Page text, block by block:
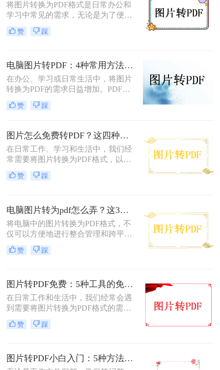
将图片转换为PDF格式是日常办公和
学习中常见的需求，无论是为了便于
分享、存储还是打印。那么图片转为
pdf怎么弄呢？本文将介绍几种常用的
赞 踩
电脑图片转PDF：4种常用方法按Windows和Mac系统分别推荐！
在办公、学习或日常生活中，将图片
转换为PDF的需求日益增加。PDF格
式因其跨平台兼容性、可编辑性和安
全性，成为文档分享和存储的首选。
作系统自带工具、专业软件及在线服
务，帮助您高效完成图片到PDF的转
换。
赞 踩
图片怎么免费转PDF？这四种方法轻松搞定！
在日常工作、学习和生活中，我们经
常需要将图片转换为PDF格式，以便
于分享、打印或存档。PDF文件因其
跨平台兼容性、保持格式不变以及安
片转换为PDF，无需花费任何费用即
可轻松完成转换。那么图片怎么免费
转PDF呢？本文将为您详细介绍几种
赞 踩
电脑图片转为pdf怎么弄？这3种方法值得尝试！
将电脑中的图片转换为PDF格式，不
仅可以方便地进行整合管理和跨平台
查看，还能有效保护图片的原始质量
和隐私信息。那么电脑图片转为pdf怎
片到PDF的转换。
赞 踩
图片转PDF免费：5种工具的免费额度、水印和文件限制对比！
在日常工作和生活中，我们经常会遇
到需要将图片转换为PDF格式的需
求。无论是为了方便存档、分享或打
印，将图片转换为PDF格式是一项很
简便方法来帮助您免费将图片转换为
赞 踩
图片转PDF小白入门：5种方法从最简单到最专业逐步升级！